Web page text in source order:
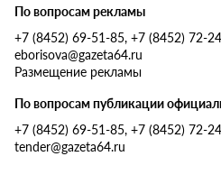
По вопросам рекламы
+7 (8452) 69-51-85, +7 (8452) 72-
eborisova@gazeta64.ru
Размещение рекламы
По вопросам публикации
+7 (8452) 69-51-85, +7 (8452) 72-
tender@gazeta64.ru